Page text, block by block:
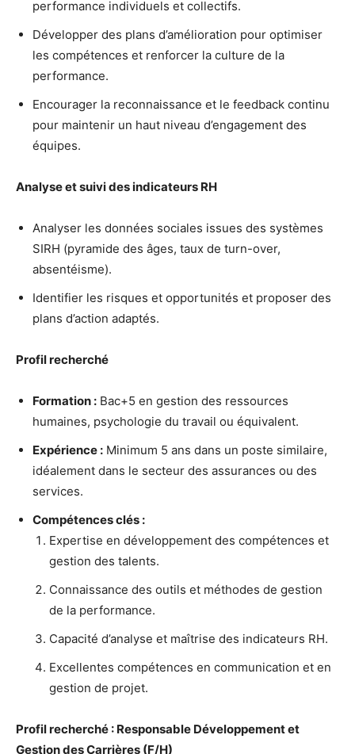
performance individuels et collectifs.
Développer des plans d’amélioration pour optimiser
les compétences et renforcer la culture de la
performance.
Encourager la reconnaissance et le feedback continu
pour maintenir un haut niveau d’engagement des
équipes.
Analyse et suivi des indicateurs RH
Analyser les données sociales issues des systèmes
SIRH (pyramide des âges, taux de turn-over,
absentéisme).
Identifier les risques et opportunités et proposer des
plans d’action adaptés.
Profil recherché
Formation : Bac+5 en gestion des ressources
humaines, psychologie du travail ou équivalent.
Expérience : Minimum 5 ans dans un poste similaire,
idéalement dans le secteur des assurances ou des
services.
Compétences clés :
Expertise en développement des compétences et
gestion des talents.
Connaissance des outils et méthodes de gestion
de la performance.
Capacité d’analyse et maîtrise des indicateurs RH.
Excellentes compétences en communication et en
gestion de projet.
Profil recherché : Responsable Développement et
Gestion des Carrières (F/H)